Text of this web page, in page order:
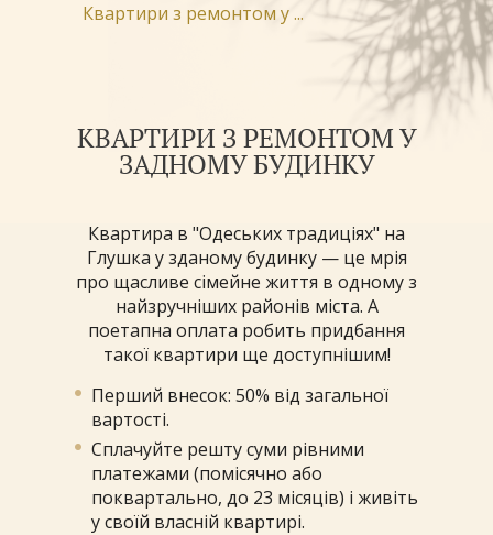
Квартири з ремонтом у ...
КВАРТИРИ З РЕМОНТОМ У
ЗАДНОМУ БУДИНКУ
Квартира в "Одеських традиціях" на
Глушка у зданому будинку — це мрія
про щасливе сімейне життя в одному з
найзручніших районів міста. А
поетапна оплата робить придбання
такої квартири ще доступнішим!
Перший внесок: 50% від загальної
вартості.
Сплачуйте решту суми рівними
платежами (помісячно або
поквартально, до 23 місяців) і живіть
у своїй власній квартирі.